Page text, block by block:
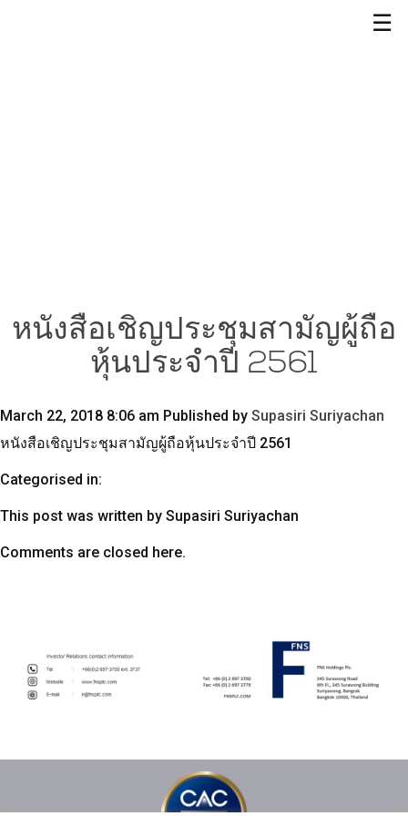
☰
หนังสือเชิญประชุมสามัญผู้ถือ
หุ้นประจำปี 2561
March 22, 2018 8:06 am Published by Supasiri Suriyachan
หนังสือเชิญประชุมสามัญผู้ถือหุ้นประจำปี 2561
Categorised in:
This post was written by Supasiri Suriyachan
Comments are closed here.